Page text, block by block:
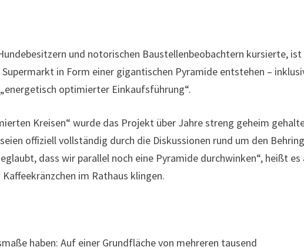
und notorischen Baustellenbeobachtern kursierte, ist
in Form einer gigantischen Pyramide entstehen –
optimierter Einkaufsführung“.
Kreisen“ wurde das Projekt über Jahre streng geheim
offiziell vollständig durch die Diskussionen rund um den
dass wir parallel noch eine Pyramide durchwinken“, heißt es
im Rathaus klingen.
haben: Auf einer Grundfläche von mehreren tausend